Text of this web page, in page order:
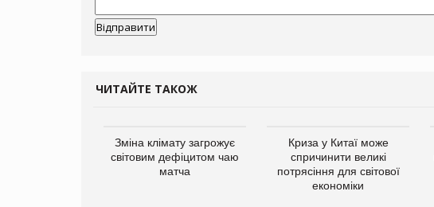
ЧИТАЙТЕ ТАКОЖ
Зміна клімату загрожує
світовим дефіцитом чаю
матча
Криза у Китаї може
спричинити великі
потрясіння для світової
економіки